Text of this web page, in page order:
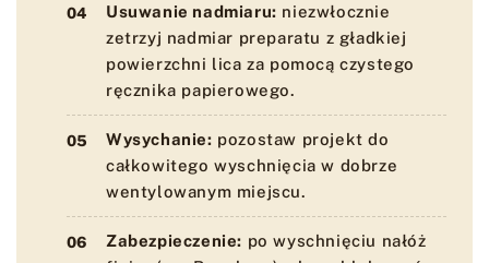
Usuwanie nadmiaru: niezwłocznie
zetrzyj nadmiar preparatu z gładkiej
powierzchni lica za pomocą czystego
ręcznika papierowego.
Wysychanie: pozostaw projekt do
całkowitego wyschnięcia w dobrze
wentylowanym miejscu.
Zabezpieczenie: po wyschnięciu nałóż